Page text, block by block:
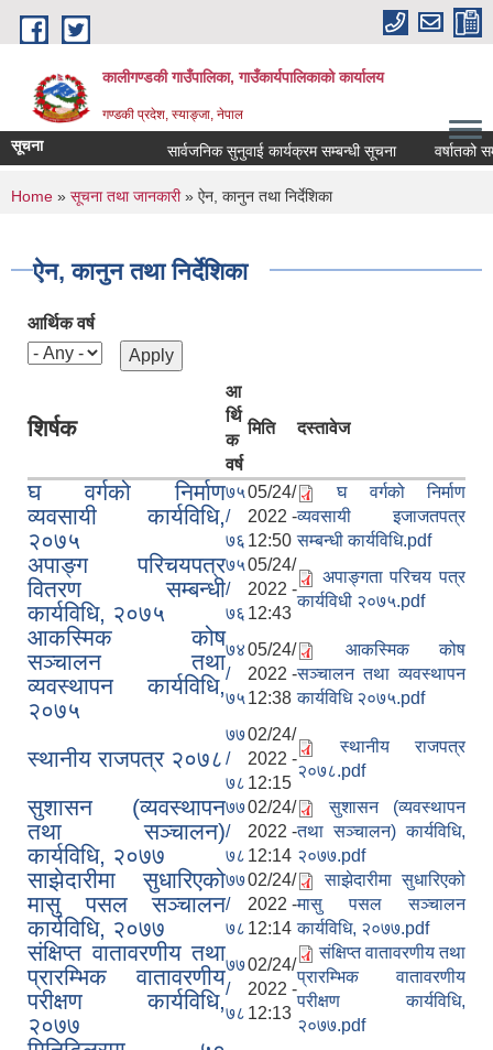
Skip to main content
कालीगण्डकी गाउँपालिका, गाउँकार्यपालिकाको कार्यालय
गण्डकी प्रदेश, स्याङ्जा, नेपाल
सूचना सार्वजनिक सुनुवाई कार्यक्रम सम्बन्धी सूचना वर्षातको
You are here
Home » सूचना तथा जानकारी» ऐन, कानुन तथा निर्देशिका
ऐन, कानुन तथा निर्देशिका
आर्थिक वर्ष
शिर्षक
आ
र्थि
क
वर्ष
मिति दस्तावेज
घ वर्गको निर्माण
व्यवसायी कार्यविधि,
२०७५
७५
/
७६
05/24/
2022 -
12:50
घ वर्गको निर्माण
व्यवसायी इजाजतपत्र
सम्बन्धी कार्यविधि.pdf
अपाङ्ग परिचयपत्र
वितरण सम्बन्धी
कार्यविधि, २०७५
७५
/
७६
05/24/
2022 -
12:43
अपाङ्गता परिचय पत्र
कार्यविधी २०७५.pdf
आकस्मिक कोष
सञ्चालन तथा
व्यवस्थापन कार्यविधि,
२०७५
७४
/
७५
05/24/
2022 -
12:38
आकस्मिक कोष
सञ्चालन तथा व्यवस्थापन
कार्यविधि २०७५.pdf
स्थानीय राजपत्र २०७८
७७
/
७८
02/24/
2022 -
12:15
स्थानीय राजपत्र
२०७८.pdf
सुशासन (व्यवस्थापन
तथा सञ्चालन)
कार्यविधि, २०७७
७७
/
७८
02/24/
2022 -
12:14
सुशासन (व्यवस्थापन
तथा सञ्चालन) कार्यविधि,
२०७७.pdf
साझेदारीमा सुधारिएको
मासु पसल सञ्चालन
कार्यविधि, २०७७
७७
/
७८
02/24/
2022 -
12:14
साझेदारीमा सुधारिएको
मासु पसल सञ्चालन
कार्यविधि, २०७७.pdf
संक्षिप्त वातावरणीय तथा
प्रारम्भिक वातावरणीय
परीक्षण कार्यविधि,
२०७७
७७
/
७८
02/24/
2022 -
12:13
संक्षिप्त वातावरणीय तथा
प्रारम्भिक वातावरणीय
परीक्षण कार्यविधि,
२०७७.pdf